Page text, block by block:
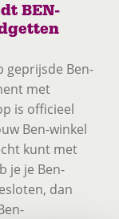
BEN-
geprijsde Ben-
met
is officieel
Ben-winkel
kunt met
je je Ben-
dan